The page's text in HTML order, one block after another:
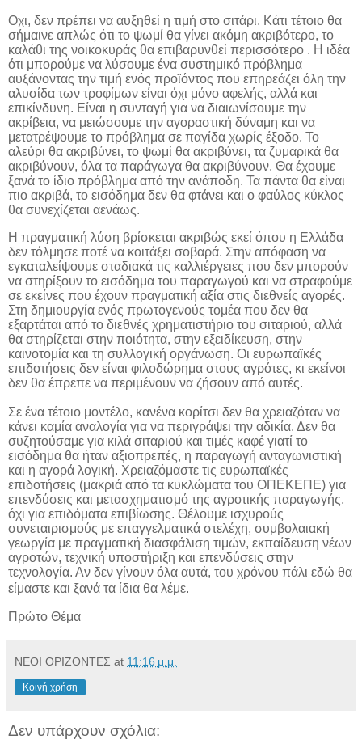
Οχι, δεν πρέπει να αυξηθεί η τιμή στο σιτάρι. Κάτι τέτοιο θα
σήμαινε απλώς ότι το ψωμί θα γίνει ακόμη ακριβότερο, το
καλάθι της νοικοκυράς θα επιβαρυνθεί περισσότερο . Η ιδέα
ότι μπορούμε να λύσουμε ένα συστημικό πρόβλημα
αυξάνοντας την τιμή ενός προϊόντος που επηρεάζει όλη την
αλυσίδα των τροφίμων είναι όχι μόνο αφελής, αλλά και
επικίνδυνη. Είναι η συνταγή για να διαιωνίσουμε την
ακρίβεια, να μειώσουμε την αγοραστική δύναμη και να
μετατρέψουμε το πρόβλημα σε παγίδα χωρίς έξοδο. Το
αλεύρι θα ακριβύνει, το ψωμί θα ακριβύνει, τα ζυμαρικά θα
ακριβύνουν, όλα τα παράγωγα θα ακριβύνουν. Θα έχουμε
ξανά το ίδιο πρόβλημα από την ανάποδη. Τα πάντα θα είναι
πιο ακριβά, το εισόδημα δεν θα φτάνει και ο φαύλος κύκλος
θα συνεχίζεται αενάως.
Η πραγματική λύση βρίσκεται ακριβώς εκεί όπου η Ελλάδα
δεν τόλμησε ποτέ να κοιτάξει σοβαρά. Στην απόφαση να
εγκαταλείψουμε σταδιακά τις καλλιέργειες που δεν μπορούν
να στηρίξουν το εισόδημα του παραγωγού και να στραφούμε
σε εκείνες που έχουν πραγματική αξία στις διεθνείς αγορές.
Στη δημιουργία ενός πρωτογενούς τομέα που δεν θα
εξαρτάται από το διεθνές χρηματιστήριο του σιταριού, αλλά
θα στηρίζεται στην ποιότητα, στην εξειδίκευση, στην
καινοτομία και τη συλλογική οργάνωση. Οι ευρωπαϊκές
επιδοτήσεις δεν είναι φιλοδώρημα στους αγρότες, κι εκείνοι
δεν θα έπρεπε να περιμένουν να ζήσουν από αυτές.
Σε ένα τέτοιο μοντέλο, κανένα κορίτσι δεν θα χρειαζόταν να
κάνει καμία αναλογία για να περιγράψει την αδικία. Δεν θα
συζητούσαμε για κιλά σιταριού και τιμές καφέ γιατί το
εισόδημα θα ήταν αξιοπρεπές, η παραγωγή ανταγωνιστική
και η αγορά λογική. Χρειαζόμαστε τις ευρωπαϊκές
επιδοτήσεις (μακριά από τα κυκλώματα του ΟΠΕΚΕΠΕ) για
επενδύσεις και μετασχηματισμό της αγροτικής παραγωγής,
όχι για επιδόματα επιβίωσης. Θέλουμε ισχυρούς
συνεταιρισμούς με επαγγελματικά στελέχη, συμβολαιακή
γεωργία με πραγματική διασφάλιση τιμών, εκπαίδευση νέων
αγροτών, τεχνική υποστήριξη και επενδύσεις στην
τεχνολογία. Αν δεν γίνουν όλα αυτά, του χρόνου πάλι εδώ θα
είμαστε και ξανά τα ίδια θα λέμε.
Πρώτο Θέμα
ΝΕΟΙ ΟΡΙΖΟΝΤΕΣ at 11:16 μ.μ.
Κοινή χρήση
Δεν υπάρχουν σχόλια: